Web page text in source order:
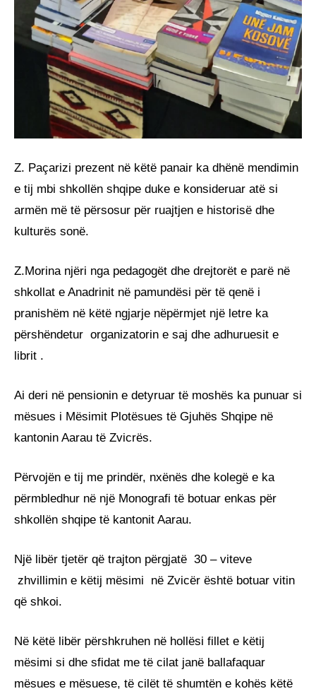
Z. Paçarizi prezent në këtë panair ka dhënë mendimin
e tij mbi shkollën shqipe duke e konsideruar atë si
armën më të përsosur për ruajtjen e historisë dhe
kulturës sonë.
Z.Morina njëri nga pedagogët dhe drejtorët e parë në
shkollat e Anadrinit në pamundësi për të qenë i
pranishëm në këtë ngjarje nëpërmjet një letre ka
përshëndetur organizatorin e saj dhe adhuruesit e
librit .
Ai deri në pensionin e detyruar të moshës ka punuar si
mësues i Mësimit Plotësues të Gjuhës Shqipe në
kantonin Aarau të Zvicrës.
Përvojën e tij me prindër, nxënës dhe kolegë e ka
përmbledhur në një Monografi të botuar enkas për
shkollën shqipe të kantonit Aarau.
Një libër tjetër që trajton përgjatë 30 – viteve
zhvillimin e këtij mësimi në Zvicër është botuar vitin
që shkoi.
Në këtë libër përshkruhen në hollësi fillet e këtij
mësimi si dhe sfidat me të cilat janë ballafaquar
mësues e mësuese, të cilët të shumtën e kohës këtë